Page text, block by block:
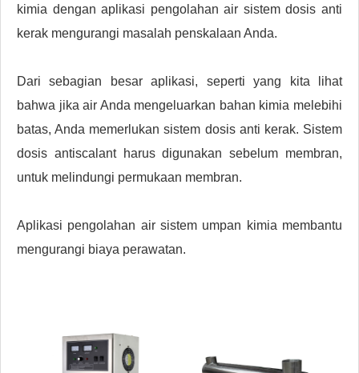
kimia dengan aplikasi pengolahan air sistem dosis anti
kerak mengurangi masalah penskalaan Anda.
Dari sebagian besar aplikasi, seperti yang kita lihat
bahwa jika air Anda mengeluarkan bahan kimia melebihi
batas, Anda memerlukan sistem dosis anti kerak. Sistem
dosis antiscalant harus digunakan sebelum membran,
untuk melindungi permukaan membran.
Aplikasi pengolahan air sistem umpan kimia membantu
mengurangi biaya perawatan.